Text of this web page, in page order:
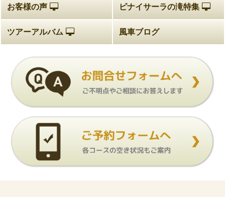
お客様の声 ピナイサーラの滝特集
ツアーアルバム 風車ブログ